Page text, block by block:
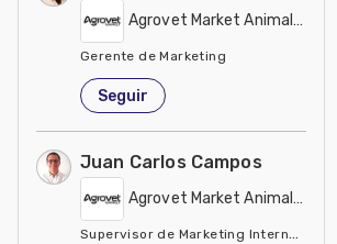
Agrovet Market Animal Health
Gerente de Marketing
Perú
Seguir
Juan Carlos Campos
Agrovet Market Animal Health
Supervisor de Marketing Internacional